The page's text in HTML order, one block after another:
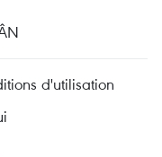
d'utilisation